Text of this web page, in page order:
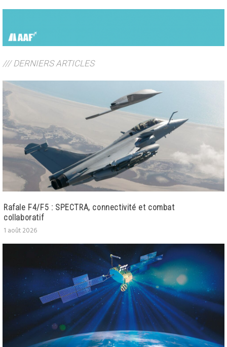
/// DERNIERS ARTICLES
Rafale F4/F5 : SPECTRA, connectivité et combat
collaboratif
1 août 2026